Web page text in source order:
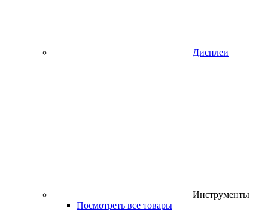
Дисплеи
Инструменты
Посмотреть все товары